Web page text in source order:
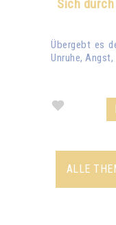
Sich
Übergebt es
Unruhe,
ALLE